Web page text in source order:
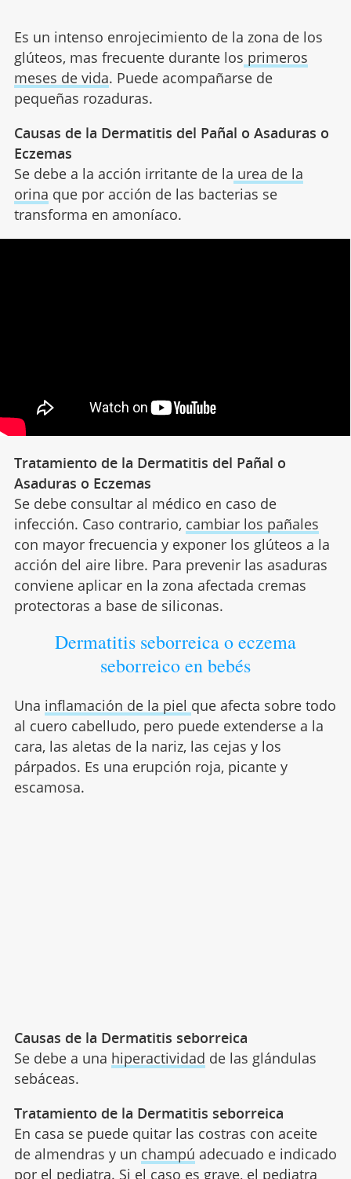
Es un intenso enrojecimiento de la zona de los
glúteos, mas frecuente durante los primeros
meses de vida. Puede acompañarse de
pequeñas rozaduras.
Causas de la Dermatitis del Pañal o Asaduras o
Eczemas
Se debe a la acción irritante de la urea de la
orina que por acción de las bacterias se
transforma en amoníaco.
Tratamiento de la Dermatitis del Pañal o
Asaduras o Eczemas
Se debe consultar al médico en caso de
infección. Caso contrario, cambiar los pañales
con mayor frecuencia y exponer los glúteos a la
acción del aire libre. Para prevenir las asaduras
conviene aplicar en la zona afectada cremas
protectoras a base de siliconas.
Dermatitis seborreica o eczema
seborreico en bebés
Una inflamación de la piel que afecta sobre todo
al cuero cabelludo, pero puede extenderse a la
cara, las aletas de la nariz, las cejas y los
párpados. Es una erupción roja, picante y
escamosa.
Causas de la Dermatitis seborreica
Se debe a una hiperactividad de las glándulas
sebáceas.
Tratamiento de la Dermatitis seborreica
En casa se puede quitar las costras con aceite
de almendras y un champú adecuado e indicado
por el pediatra. Si el caso es grave, el pediatra